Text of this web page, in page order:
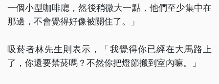
一個小型咖啡廳，然後稍微大一點，他們至少集中在
那邊，不會覺得好像被關住了。」
吸菸者林先生則表示，「我覺得你已經在大馬路上
了，你還要禁菸嗎？不然你把燈節搬到室內嘛。」